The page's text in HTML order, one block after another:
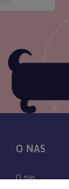
O NAS
O nas